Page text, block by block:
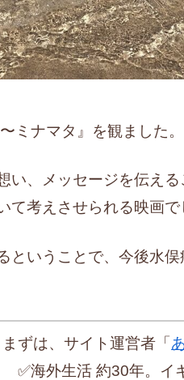
ミナマタ』を観ました。
い、メッセージを伝え
考えさせられる映画で
ということで、今後水
まずは、サイト運営者「
✅海外生活 約30年。イ